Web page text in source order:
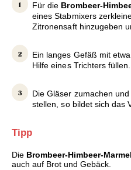
Für die Brombeer-
eines Stabmixers
Zitronensaft hinzugeben
Ein langes Gefäß mit
Hilfe eines Trichters füllen.
Die Gläser zumachen
stellen, so bildet sich das
Tipp
Die Brombeer-Himbeer-
auch auf Brot und Gebäck.